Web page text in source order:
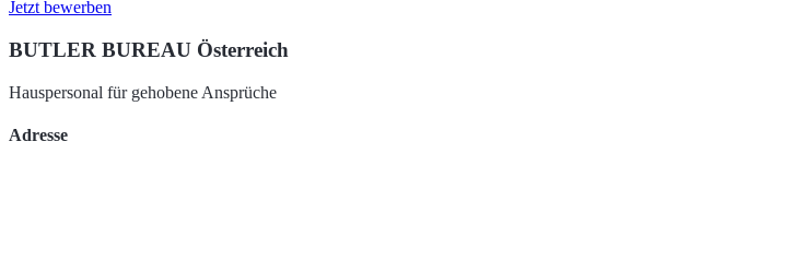
Jetzt bewerben
BUTLER BUREAU Österreich
Hauspersonal für gehobene Ansprüche
Adresse